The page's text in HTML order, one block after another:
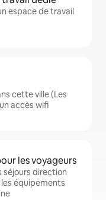
espace de travail
cette ville (Les
accès wifi
les voyageurs
séjours direction
équipements